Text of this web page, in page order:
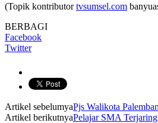
(Topik kontributortvsumsel.com
BERBAGI
Facebook
Twitter
Artikel sebelumyaPjs Walikota
Artikel berikutnyaPelajar SMA